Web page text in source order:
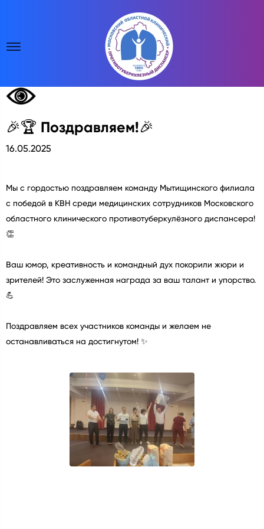
🎉🏆 Поздравляем!🎉
16.05.2025
Мы с гордостью поздравляем команду Мытищинского филиала
с победой в КВН среди медицинских сотрудников Московского
областного клинического противотуберкулёзного диспансера!
👏
Ваш юмор, креативность и командный дух покорили жюри и
зрителей! Это заслуженная награда за ваш талант и упорство.
💪
Поздравляем всех участников команды и желаем не
останавливаться на достигнутом! ✨